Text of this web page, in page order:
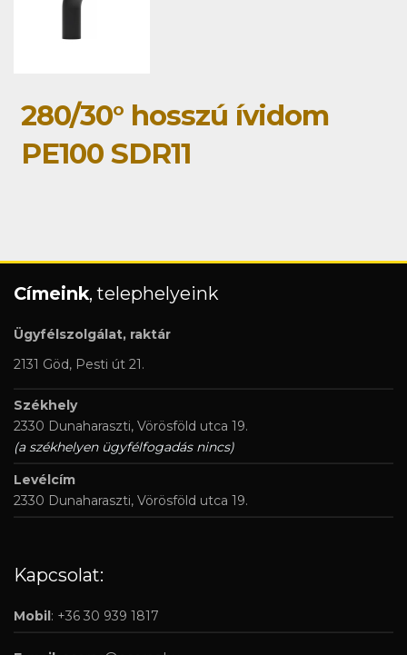
280/30° hosszú ívidom
PE100 SDR11
Címeink, telephelyeink
Ügyfélszolgálat, raktár
2131 Göd, Pesti út 21.
Székhely
2330 Dunaharaszti, Vörösföld utca 19.
(a székhelyen ügyfélfogadás nincs)
Levélcím
2330 Dunaharaszti, Vörösföld utca 19.
Kapcsolat:
Mobil: +36 30 939 1817